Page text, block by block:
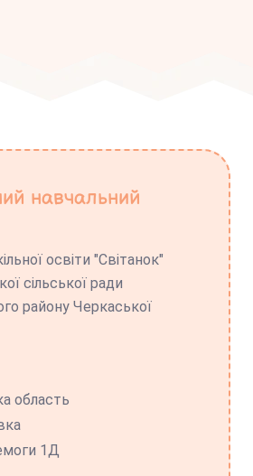
навчальний
освіти "Світанок"
сільської ради
району Черкаської
область
1Д